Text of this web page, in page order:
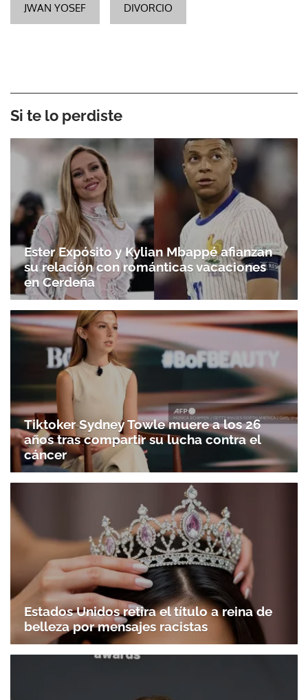
JWAN YOSEF DIVORCIO
Si te lo perdiste
Ester Expósito y Kylian Mbappé afianzan
su relación con románticas vacaciones
en Cerdeña
Tiktoker Sydney Towle muere a los 26
años tras compartir su lucha contra el
cáncer
Estados Unidos retira el título a reina de
belleza por mensajes racistas